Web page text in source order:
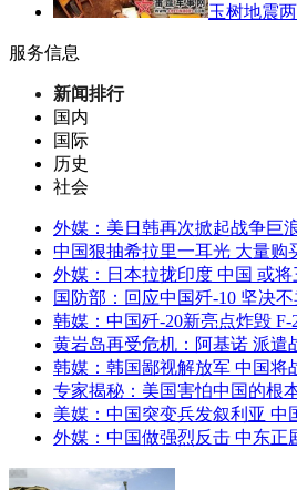
玉树地震
服务信息
新闻排行
国内
国际
历史
社会
外媒：美日韩再次掀起战争巨
中国狠抽希拉里一耳光 大量购
外媒：日本拉拢印度 中国 或
国防部：回应中国歼-10 坚决
韩媒：中国歼-20新亮点炸毁 F-
黄岩岛再受危机：阿基诺 派遣
韩媒：韩国鄙视解放军 中国将
专家揭秘：美国害怕中国的根
美媒：中国突变兵发叙利亚 中
外媒：中国做强烈反击 中东正